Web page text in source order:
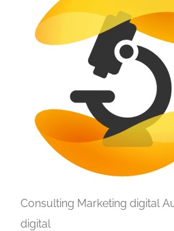
Consulting Marketing digital
digital